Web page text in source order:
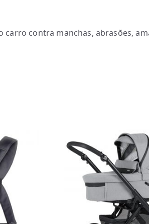
carro contra manchas, abrasões,